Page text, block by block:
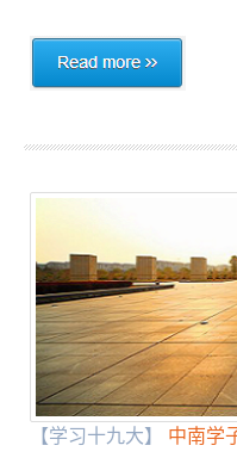
【学习十九大】 中南学